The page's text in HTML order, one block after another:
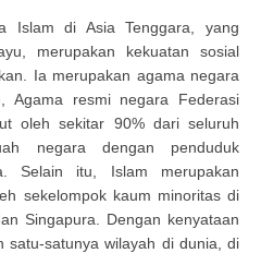
Islam di Asia Tenggara, yang
merupakan kekuatan sosial
Ia merupakan agama negara
Agama resmi negara Federasi
oleh sekitar 90% dari seluruh
negara dengan penduduk
Selain itu, Islam merupakan
sekelompok kaum minoritas di
Singapura. Dengan kenyataan
satu-satunya wilayah di dunia, di